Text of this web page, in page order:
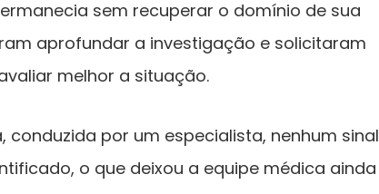
sem recuperar o domínio de sua
aprofundar a investigação e solicitaram
melhor a situação.
conduzida por um especialista, nenhum sinal
o que deixou a equipe médica ainda